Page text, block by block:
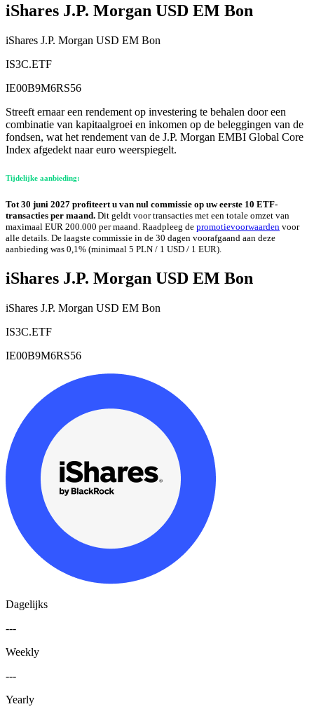
iShares J.P. Morgan USD EM Bon
iShares J.P. Morgan USD EM Bon
IS3C.ETF
IE00B9M6RS56
Streeft ernaar een rendement op investering te behalen door een
combinatie van kapitaalgroei en inkomen op de beleggingen van de
fondsen, wat het rendement van de J.P. Morgan EMBI Global Core
Index afgedekt naar euro weerspiegelt.
Tijdelijke aanbieding:
Tot 30 juni 2027 profiteert u van nul commissie op uw eerste 10 ETF-
transacties per maand. Dit geldt voor transacties met een totale omzet van
maximaal EUR 200.000 per maand. Raadpleeg de promotievoorwaarden voor
alle details. De laagste commissie in de 30 dagen voorafgaand aan deze
aanbieding was 0,1% (minimaal 5 PLN / 1 USD / 1 EUR).
iShares J.P. Morgan USD EM Bon
iShares J.P. Morgan USD EM Bon
IS3C.ETF
IE00B9M6RS56
Dagelijks
---
Weekly
---
Yearly